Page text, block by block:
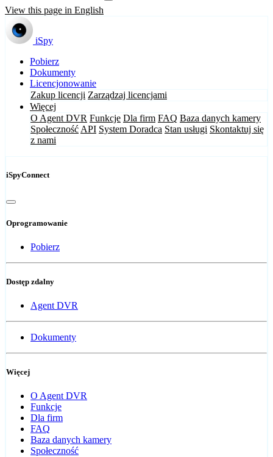
View this page in English
iSpy
Pobierz
Dokumenty
Licencjonowanie
Zakup licencji Zarządzaj licencjami
Więcej
O Agent DVR Funkcje Dla firm FAQ Baza danych kamery
Społeczność API System Doradca Stan usługi Skontaktuj się
z nami
iSpyConnect
Oprogramowanie
Pobierz
Dostęp zdalny
Agent DVR
Dokumenty
Więcej
O Agent DVR
Funkcje
Dla firm
FAQ
Baza danych kamery
Społeczność